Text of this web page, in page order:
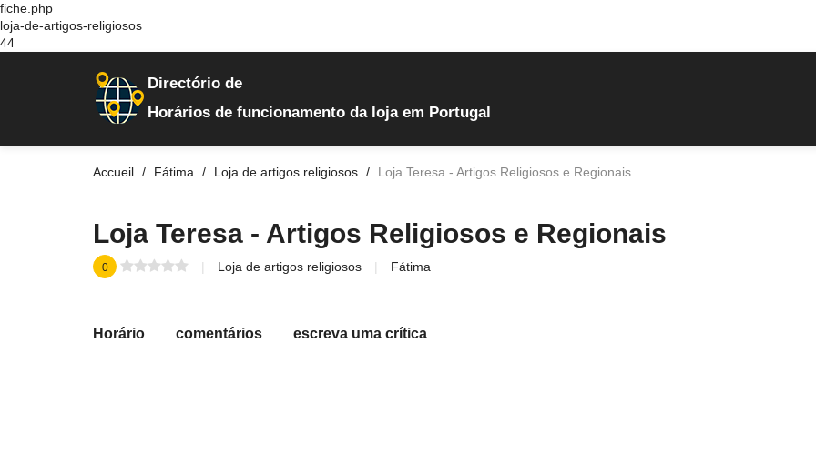
fiche.php
loja-de-artigos-religiosos
44
Directório de
Horários de funcionamento da loja em Portugal
Accueil Fátima Loja de artigos religiosos Loja Teresa - Artigos Religiosos e Regionais
Loja Teresa - Artigos Religiosos e Regionais
0 Loja de artigos religiosos Fátima
Horário comentários escreva uma crítica